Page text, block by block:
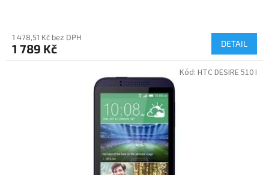
1 478,51 Kč bez DPH
1 789 Kč DETAIL
Kód: HTC DESIRE 510 I